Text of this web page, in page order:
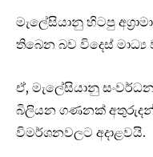
මැලේසියානු හිටපු
තිබ‌ෙ‌න බව විද‌ෙස් මාධ්‍ය
ඒ, මැලේසියානු
බිලියන ගණනක්
විමර්ශනවලට අදාළවයි.